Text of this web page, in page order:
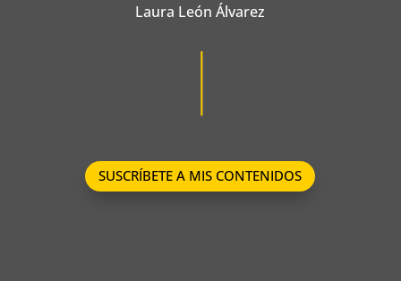
Laura León Álvarez
SUSCRÍBETE A MIS CONTENIDOS